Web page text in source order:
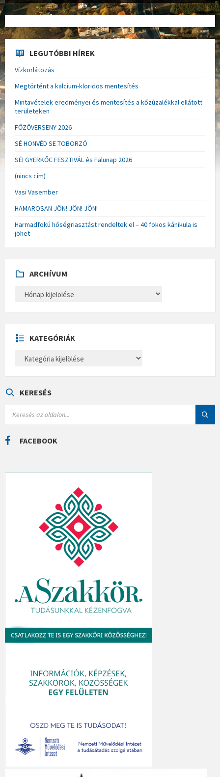
LEGUTÓBBI HÍREK
Vízkorlátozás
Megtörtént a kalcium-kloridos mentesítés
Mintavételek eredményei és mentesítés a kőzúzalékkal ellátott
területeken
FŐZŐVERSENY 2026
SÉ HONVÉD SE TOBORZÓ
SÉI GYERKŐC FESZTIVÁL és Falunap 2026
(nincs cím)
Vasi Vasember
HAMAROSAN JÖN! JÖN! JÖN!
Harmadfokú hőségriasztást rendeltek el – 40 fokos kánikula is
jöhet
ARCHÍVUM
H
U
M
KATEGÓRIÁK
E
Á
KERESÉS
C
H
FACEBOOK